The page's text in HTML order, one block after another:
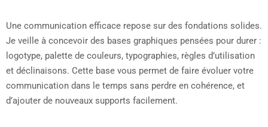
Une communication efficace repose sur des fondations solides.
Je veille à concevoir des bases graphiques pensées pour durer :
logotype, palette de couleurs, typographies, règles d’utilisation
et déclinaisons. Cette base vous permet de faire évoluer votre
communication dans le temps sans perdre en cohérence, et
d’ajouter de nouveaux supports facilement.